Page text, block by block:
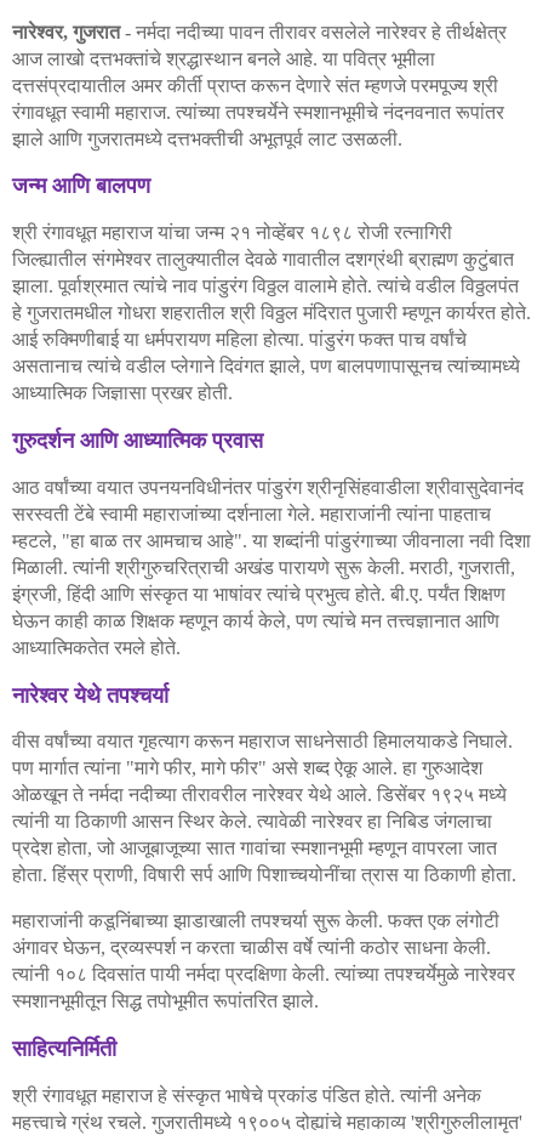
नारेश्वर,गुजरात- नर्मदानदीच्यापावनतीरावरवसलेलेनारेश्वरहेतीर्थक्षेत्र
आजलाखोदत्तभक्तांचेश्रद्धास्थानबनलेआहे. यापवित्रभूमीला
दत्तसंप्रदायातीलअमरकीर्तीप्राप्तकरूनदेणारेसंतम्हणजेपरमपूज्यश्री
रंगावधूतस्वामीमहाराज. त्यांच्यातपश्चर्येनेस्मशानभूमीचेनंदनवनातरूपांतर
झालेआणिगुजरातमध्येदत्तभक्तीचीअभूतपूर्वलाटउसळली.
जन्म आणि बालपण
श्रीरंगावधूतमहाराजयांचाजन्म २१ नोव्हेंबर १८९८ रोजीरत्नागिरी
जिल्ह्यातीलसंगमेश्वरतालुक्यातीलदेवळेगावातीलदशग्रंथीब्राह्मणकुटुंबात
झाला. पूर्वाश्रमातत्यांचेनावपांडुरंगविठ्ठलवालामेहोते. त्यांचेवडीलविठ्ठलपंत
हेगुजरातमधीलगोधराशहरातीलश्रीविठ्ठलमंदिरातपुजारीम्हणूनकार्यरतहोते.
आईरुक्मिणीबाईयाधर्मपरायणमहिलाहोत्या. पांडुरंगफक्तपाचवर्षांचे
असतानाचत्यांचेवडीलप्लेगानेदिवंगतझाले, पणबालपणापासूनचत्यांच्यामध्ये
आध्यात्मिकजिज्ञासाप्रखरहोती.
गुरुदर्शन आणि आध्यात्मिक प्रवास
आठवर्षांच्यावयातउपनयनविधीनंतरपांडुरंगश्रीनृसिंहवाडीलाश्रीवासुदेवानंद
सरस्वतीटेंबेस्वामीमहाराजांच्यादर्शनालागेले. महाराजांनीत्यांनापाहताच
म्हटले, "हाबाळतरआमचाचआहे". याशब्दांनीपांडुरंगाच्याजीवनालानवीदिशा
मिळाली. त्यांनीश्रीगुरुचरित्राचीअखंडपारायणेसुरूकेली. मराठी, गुजराती,
इंग्रजी, हिंदीआणिसंस्कृतयाभाषांवरत्यांचेप्रभुत्वहोते. बी.ए. पर्यंतशिक्षण
घेऊनकाहीकाळशिक्षकम्हणूनकार्यकेले, पणत्यांचेमनतत्त्वज्ञानातआणि
आध्यात्मिकतेतरमलेहोते.
नारेश्वर येथे तपश्चर्या
वीसवर्षांच्यावयातगृहत्यागकरूनमहाराजसाधनेसाठीहिमालयाकडेनिघाले.
पणमार्गातत्यांना "मागेफीर, मागेफीर" असेशब्दऐकूआले. हागुरुआदेश
ओळखूनतेनर्मदानदीच्यातीरावरीलनारेश्वरयेथेआले. डिसेंबर १९२५मध्ये
त्यांनीयाठिकाणीआसनस्थिरकेले. त्यावेळीनारेश्वरहानिबिडजंगलाचा
प्रदेशहोता, जोआजूबाजूच्यासातगावांचास्मशानभूमीम्हणूनवापरलाजात
होता. हिंस्रप्राणी, विषारीसर्पआणिपिशाच्चयोनींचात्रासयाठिकाणीहोता.
महाराजांनीकडूनिंबाच्याझाडाखालीतपश्चर्यासुरूकेली. फक्तएकलंगोटी
अंगावरघेऊन, द्रव्यस्पर्शनकरताचाळीसवर्षेत्यांनीकठोरसाधनाकेली.
त्यांनी १०८ दिवसांतपायीनर्मदाप्रदक्षिणाकेली. त्यांच्यातपश्चर्येमुळेनारेश्वर
स्मशानभूमीतूनसिद्धतपोभूमीतरूपांतरितझाले.
साहित्यनिर्मिती
श्रीरंगावधूतमहाराजहेसंस्कृतभाषेचेप्रकांडपंडितहोते. त्यांनीअनेक
महत्त्वाचेग्रंथरचले. गुजरातीमध्ये १९००५दोह्यांचेमहाकाव्य 'श्रीगुरुलीलामृत'